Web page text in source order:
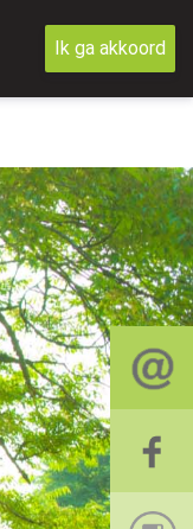
Ik ga akkoord